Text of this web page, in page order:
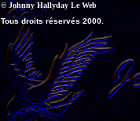
© Johnny Hallyday Le Web
Tous droits réservés 2000.